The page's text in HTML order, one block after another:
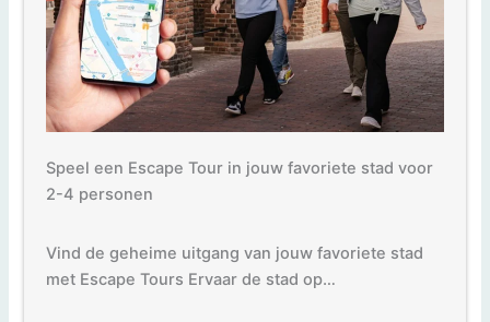
Speel een Escape Tour in jouw favoriete stad voor
2-4 personen
Vind de geheime uitgang van jouw favoriete stad
met Escape Tours Ervaar de stad op…